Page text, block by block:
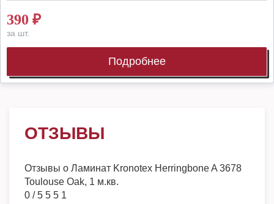
390 ₽
за шт.
Подробнее
ОТЗЫВЫ
Отзывы о Ламинат Kronotex Herringbone A 3678
Toulouse Oak, 1 м.кв.
0 /5 5 5 1